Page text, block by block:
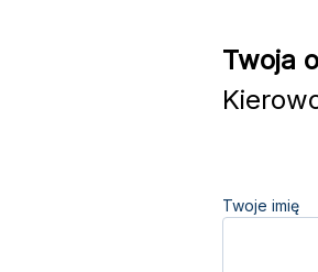
Twoja
Twoje imię